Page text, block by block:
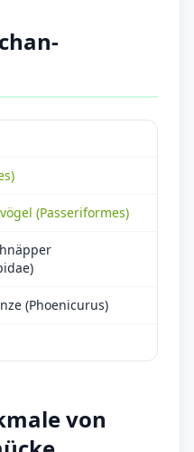
(Passeriformes)
(Phoenicurus)
von